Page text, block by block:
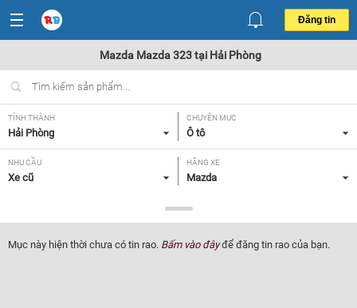
Đăng tin
Mazda Mazda 323 tại Hải Phòng
TỈNH THÀNH
Hải Phòng
CHUYÊN MỤC
Ô tô
NHU CẦU
Xe cũ
HÃNG XE
Mazda
Mazda 323
NĂM SẢN XUẤT
Tất cả
GIÁ XE XUẤT XỨ
Mục này hiện thời chưa có tin rao. Bấm vào đâyđể đăng tin rao của bạn.